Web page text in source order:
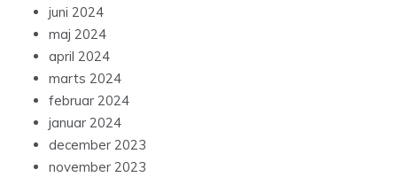
juni 2024
maj 2024
april 2024
marts 2024
februar 2024
januar 2024
december 2023
november 2023